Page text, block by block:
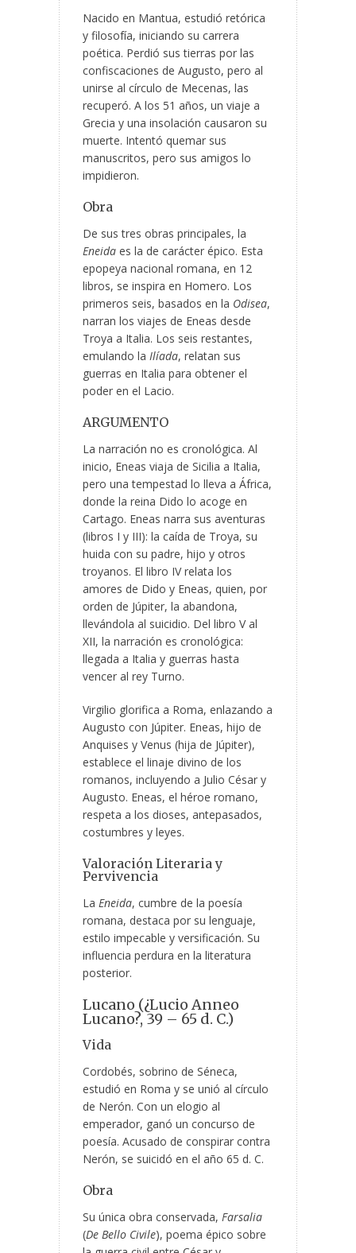
Nacido en Mantua, estudió retórica
y filosofía, iniciando su carrera
poética. Perdió sus tierras por las
confiscaciones de Augusto, pero al
unirse al círculo de Mecenas, las
recuperó. A los 51 años, un viaje a
Grecia y una insolación causaron su
muerte. Intentó quemar sus
manuscritos, pero sus amigos lo
impidieron.
Obra
De sus tres obras principales, la
Eneida es la de carácter épico. Esta
epopeya nacional romana, en 12
libros, se inspira en Homero. Los
primeros seis, basados en la Odisea,
narran los viajes de Eneas desde
Troya a Italia. Los seis restantes,
emulando la Ilíada, relatan sus
guerras en Italia para obtener el
poder en el Lacio.
ARGUMENTO
La narración no es cronológica. Al
inicio, Eneas viaja de Sicilia a Italia,
pero una tempestad lo lleva a África,
donde la reina Dido lo acoge en
Cartago. Eneas narra sus aventuras
(libros I y III): la caída de Troya, su
huida con su padre, hijo y otros
troyanos. El libro IV relata los
amores de Dido y Eneas, quien, por
orden de Júpiter, la abandona,
llevándola al suicidio. Del libro V al
XII, la narración es cronológica:
llegada a Italia y guerras hasta
vencer al rey Turno.
Virgilio glorifica a Roma, enlazando a
Augusto con Júpiter. Eneas, hijo de
Anquises y Venus (hija de Júpiter),
establece el linaje divino de los
romanos, incluyendo a Julio César y
Augusto. Eneas, el héroe romano,
respeta a los dioses, antepasados,
costumbres y leyes.
Valoración Literaria y
Pervivencia
La Eneida, cumbre de la poesía
romana, destaca por su lenguaje,
estilo impecable y versificación. Su
influencia perdura en la literatura
posterior.
Lucano (¿Lucio Anneo
Lucano?, 39 – 65 d. C.)
Vida
Cordobés, sobrino de Séneca,
estudió en Roma y se unió al círculo
de Nerón. Con un elogio al
emperador, ganó un concurso de
poesía. Acusado de conspirar contra
Nerón, se suicidó en el año 65 d. C.
Obra
Su única obra conservada, Farsalia
(De Bello Civile), poema épico sobre